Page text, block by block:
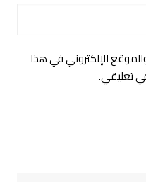
الإلكتروني في هذا
تعليقي.